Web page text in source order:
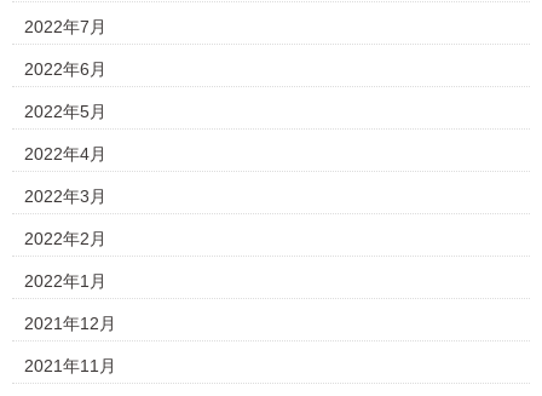
2022年7月
2022年6月
2022年5月
2022年4月
2022年3月
2022年2月
2022年1月
2021年12月
2021年11月